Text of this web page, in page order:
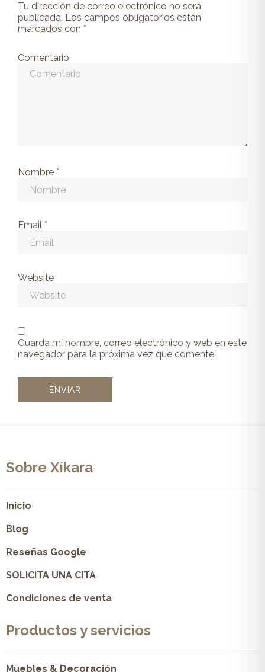
Tu dirección de correo electrónico no será
publicada. Los campos obligatorios están
marcados con *
Comentario
Nombre *
Email *
Website
Guarda mi nombre, correo electrónico y web en este
navegador para la próxima vez que comente.
Sobre Xíkara
Inicio
Blog
Reseñas Google
SOLICITA UNA CITA
Condiciones de venta
Productos y servicios
Muebles & Decoración